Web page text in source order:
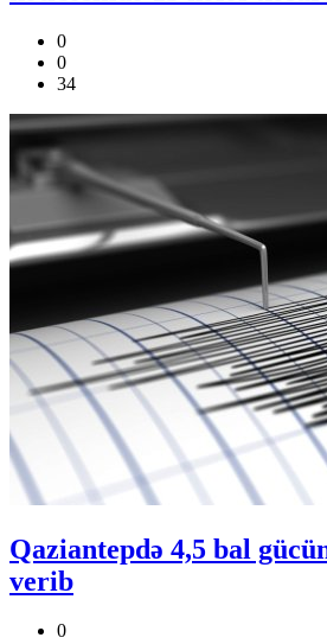
0
0
34
Qaziantepdə 4,5 bal
verib
0